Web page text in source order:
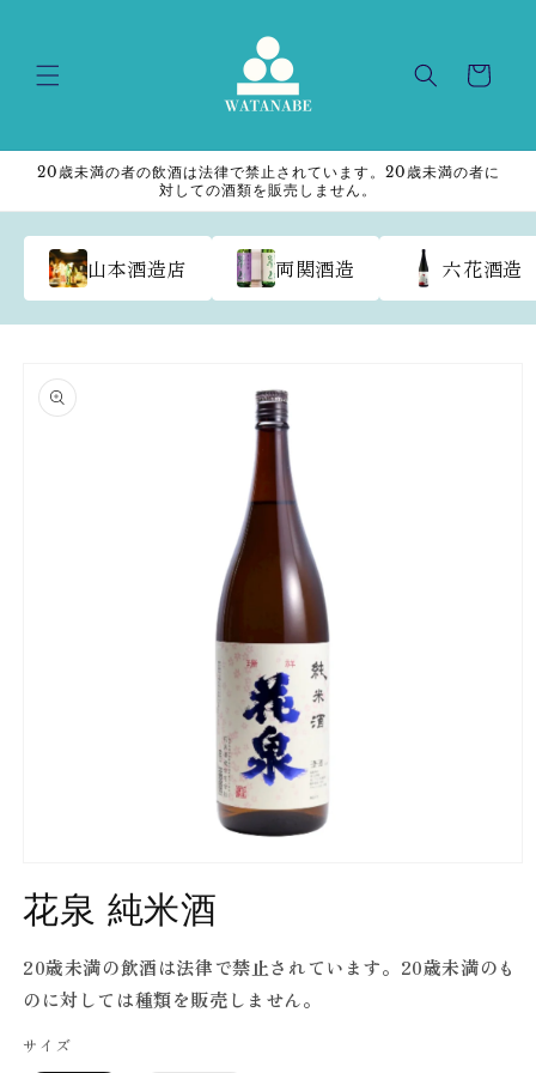
Cart
20歳未満の者の飲酒は法律で禁止されています。20歳未満の者に
対しての酒類を販売しません。
山本酒造店 両関酒造 六花酒造
product
information
media
in
花泉 純米酒
20歳未満の飲酒は法律で禁止されています。20歳未満のも
のに対しては種類を販売しません。
サイズ